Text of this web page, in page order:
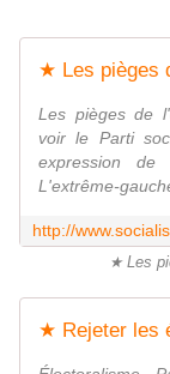
Les pièges de
voir le Parti
expression
L'extrême-
★ Les